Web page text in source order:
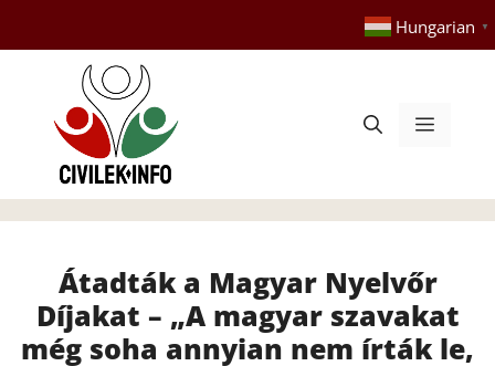
tartalomba
Hungarian ▼
Menü
Átadták a Magyar Nyelvőr
Díjakat – „A magyar szavakat
még soha annyian nem írták le,